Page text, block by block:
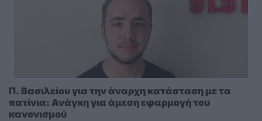
Π. Βασιλείου για την άναρχη κατάσταση με τα
πατίνια: Ανάγκη για άμεση εφαρμογή του
κανονισμού